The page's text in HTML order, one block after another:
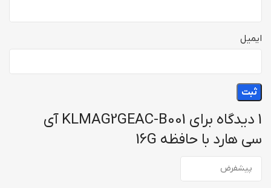
1 دیدگاه برای
KLMAG2GEAC-B001 آی
سی هارد با حافظه 16G
ایمیل